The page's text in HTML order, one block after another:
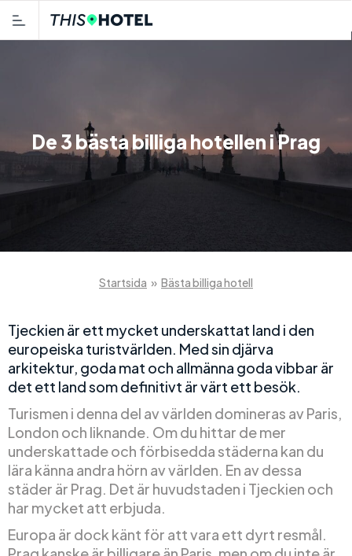
De 3 bästa billiga hotellen i Prag
Startsida » Bästa billiga hotell
Tjeckien är ett mycket underskattat land i den
europeiska turistvärlden. Med sin djärva
arkitektur, goda mat och allmänna goda vibbar är
det ett land som definitivt är värt ett besök.
Turismen i denna del av världen domineras av Paris,
London och liknande. Om du hittar de mer
underskattade och förbisedda städerna kan du
lära känna andra hörn av världen. En av dessa
städer är Prag. Det är huvudstaden i Tjeckien och
har mycket att erbjuda.
Europa är dock känt för att vara ett dyrt resmål.